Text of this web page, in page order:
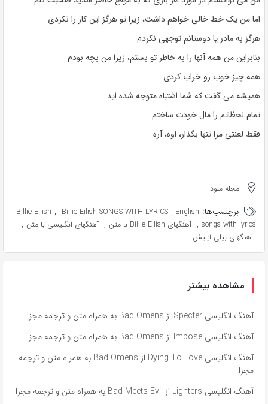
اما من یک خط خالی خواهم داشت، زیرا تو هرگز این کار را نکردی
هرگز به مادر یا دوستانم توجهی نکردم
بنابراین من همه آنها را به خاطر تو بستم، زیرا من بچه بودم
همه چیز خوب رو خراب کردی
همیشه می گفت که شما اشتباه متوجه شده اید
تمام لحظاتم را مال خودت ساختم
فقط لعنتی مرا تنها بگذار، اوه، آره
مجله ملود
برچسب‌ها: Billie Eilish , Billie Eilish SONGS WITH LYRICS , English
songs with lyrics
, آهنگهای Billie Eilish با متن , آهنگهای انگلیسی با متن ,
آهنگهای بیلی آیلیش
مشاهده بیشتر
آهنگ انگلیسی Specter از Bad Omens به همراه متن و ترجمه مجزا
آهنگ انگلیسی Impose از Bad Omens به همراه متن و ترجمه مجزا
آهنگ انگلیسی Dying To Love از Bad Omens به همراه متن و ترجمه
مجزا
آهنگ انگلیسی Lighters از Bad Meets Evil به همراه متن و ترجمه مجزا